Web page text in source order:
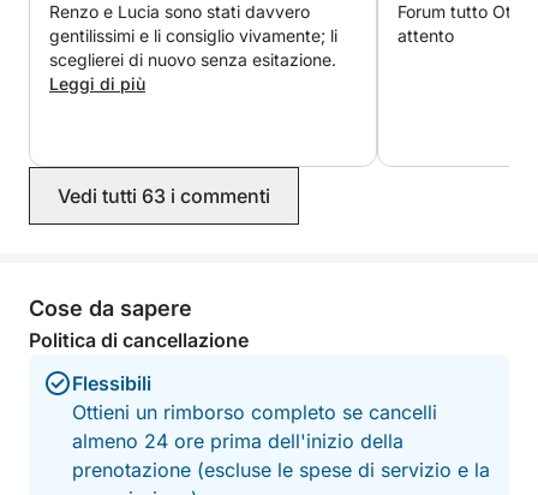
stile e assoluta libertà.
Renzo e Lucia sono stati davvero
gentilissimi e li consiglio vivamente; li
sceglierei di nuovo senza esitazione.
Leggi di più
Forum tutto
attento
Vedi tutti 63 i commenti
Cose da sapere
Politica di cancellazione
Flessibili
Ottieni un rimborso completo se cancelli
almeno 24 ore prima dell'inizio della
prenotazione (escluse le spese di servizio e la